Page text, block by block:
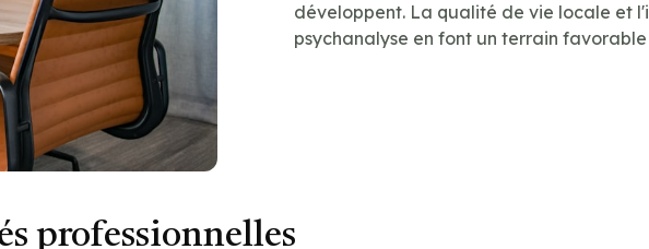
développent. La qualité de vie locale et
psychanalyse en font un terrain
professionnelles